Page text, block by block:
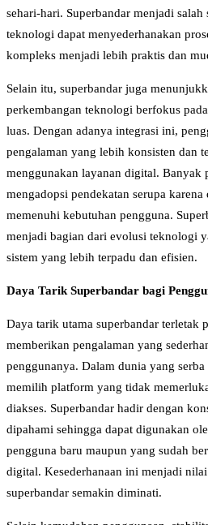
sehari-hari. Superbandar menjadi salah
teknologi dapat menyederhanakan
kompleks menjadi lebih praktis dan
Selain itu, superbandar juga
perkembangan teknologi berfokus
luas. Dengan adanya integrasi ini,
pengalaman yang lebih konsisten dan
menggunakan layanan digital. Banyak
mengadopsi pendekatan serupa
memenuhi kebutuhan pengguna.
menjadi bagian dari evolusi teknologi
sistem yang lebih terpadu dan efisien.
Daya Tarik Superbandar bagi
Daya tarik utama superbandar terletak
memberikan pengalaman yang
penggunanya. Dalam dunia yang
memilih platform yang tidak
diakses. Superbandar hadir dengan
dipahami sehingga dapat digunakan
pengguna baru maupun yang sudah
digital. Kesederhanaan ini menjadi
superbandar semakin diminati.